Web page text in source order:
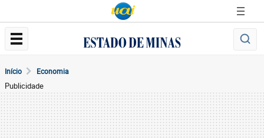
Início Economia
Publicidade